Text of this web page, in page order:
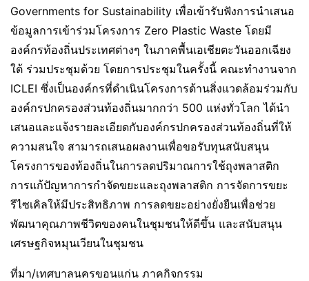
Governments for Sustainability เพื่อเข้ารับฟังการนำเสนอ
ข้อมูลการเข้าร่วมโครงการ Zero Plastic Waste โดยมี
องค์กรท้องถิ่นประเทศต่างๆ ในภาคพื้นเอเชียตะวันออกเฉียง
ใต้ ร่วมประชุมด้วย โดยการประชุมในครั้งนี้ คณะทำงานจาก
ICLEI ซึ่งเป็นองค์กรที่ดำเนินโครงการด้านสิ่งแวดล้อมร่วมกับ
องค์กรปกครองส่วนท้องถิ่นมากกว่า 500 แห่งทั่วโลก ได้นำ
เสนอและแจ้งรายละเอียดกับองค์กรปกครองส่วนท้องถิ่นที่ให้
ความสนใจ สามารถเสนอผลงานเพื่อขอรับทุนสนับสนุน
โครงการของท้องถิ่นในการลดปริมาณการใช้ถุงพลาสติก
การแก้ปัญหาการกำจัดขยะและถุงพลาสติก การจัดการขยะ
รีไซเคิลให้มีประสิทธิภาพ การลดขยะอย่างยั่งยืนเพื่อช่วย
พัฒนาคุณภาพชีวิตของคนในชุมชนให้ดีขึ้น และสนับสนุน
เศรษฐกิจหมุนเวียนในชุมชน
ที่มา/เทศบาลนครขอนแก่น ภาคกิจกรรม